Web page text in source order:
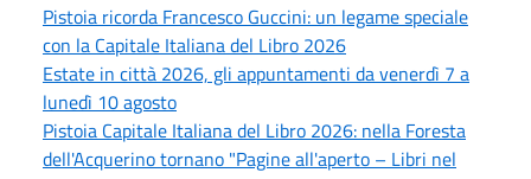
Pistoia ricorda Francesco Guccini: un legame speciale
con la Capitale Italiana del Libro 2026
Estate in città 2026, gli appuntamenti da venerdì 7 a
lunedì 10 agosto
Pistoia Capitale Italiana del Libro 2026: nella Foresta
dell'Acquerino tornano "Pagine all'aperto – Libri nel